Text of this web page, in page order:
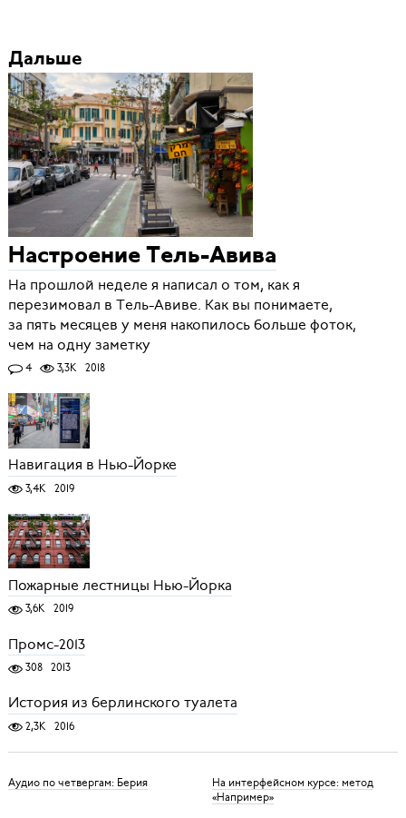
Дальше
Настроение Тель-Авива
На прошлой неделе я написал о том, как я
перезимовал в Тель-Авиве. Как вы понимаете,
за пять месяцев у меня накопилось больше фоток,
чем на одну заметку
4 3,3K 2018
Навигация в Нью-Йорке
3,4K 2019
Пожарные лестницы Нью-Йорка
3,6K 2019
Промс-2013
308 2013
История из берлинского туалета
2,3K 2016
Аудио по четвергам: Берия
На интерфейсном курсе: метод
«Например»